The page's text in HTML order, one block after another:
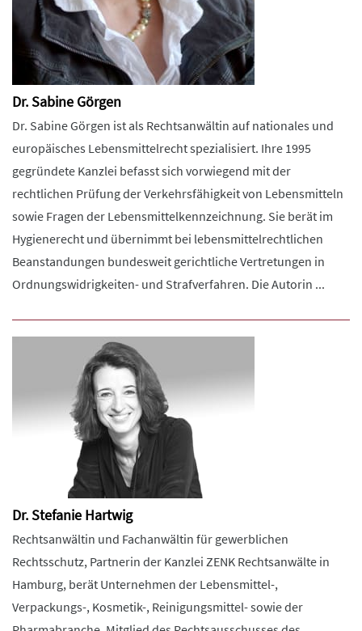
Dr. Sabine Görgen
Dr. Sabine Görgen ist als Rechtsanwältin auf nationales und
europäisches Lebensmittelrecht spezialisiert. Ihre 1995
gegründete Kanzlei befasst sich vorwiegend mit der
rechtlichen Prüfung der Verkehrsfähigkeit von Lebensmitteln
sowie Fragen der Lebensmittelkennzeichnung. Sie berät im
Hygienerecht und übernimmt bei lebensmittelrechtlichen
Beanstandungen bundesweit gerichtliche Vertretungen in
Ordnungswidrigkeiten- und Strafverfahren. Die Autorin ...
Dr. Stefanie Hartwig
Rechtsanwältin und Fachanwältin für gewerblichen
Rechtsschutz, Partnerin der Kanzlei ZENK Rechtsanwälte in
Hamburg, berät Unternehmen der Lebensmittel-,
Verpackungs-, Kosmetik-, Reinigungsmittel- sowie der